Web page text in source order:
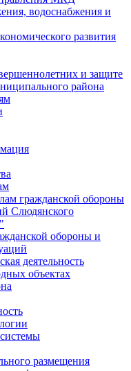
водоснабжения и
развития
и защите
района
гражданской обороны
Слюдянского
обороны и
деятельность
объектах
размещения